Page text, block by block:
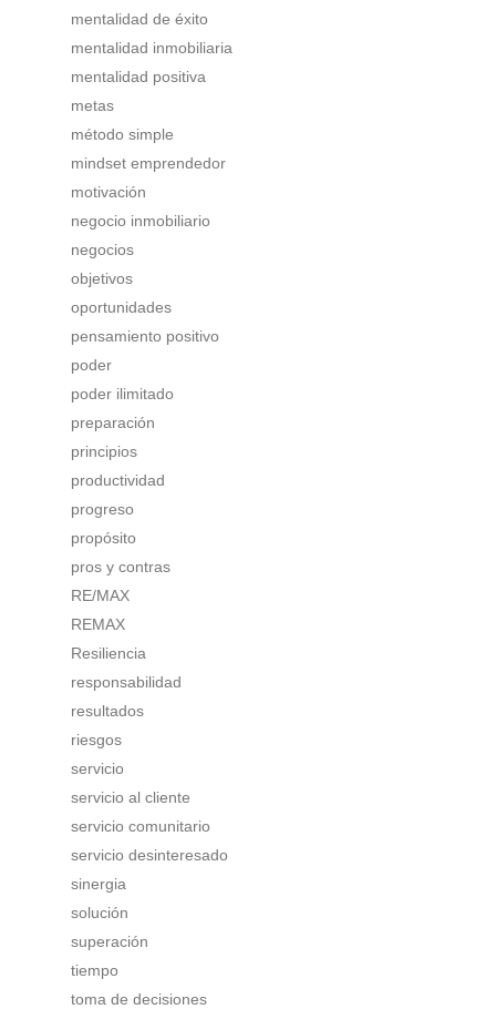
mentalidad de éxito
mentalidad inmobiliaria
mentalidad positiva
metas
método simple
mindset emprendedor
motivación
negocio inmobiliario
negocios
objetivos
oportunidades
pensamiento positivo
poder
poder ilimitado
preparación
principios
productividad
progreso
propósito
pros y contras
RE/MAX
REMAX
Resiliencia
responsabilidad
resultados
riesgos
servicio
servicio al cliente
servicio comunitario
servicio desinteresado
sinergia
solución
superación
tiempo
toma de decisiones